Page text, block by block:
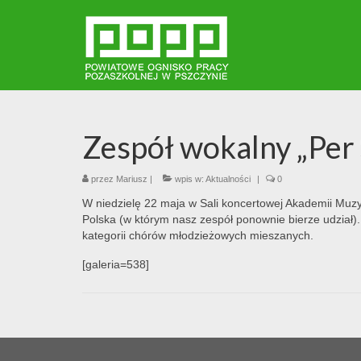
Zespół wokalny
przez Mariusz | wpis w: Aktualności | 0
W niedzielę 22 maja w Sali koncertowej Akademii
Polska (w którym nasz zespół ponownie bierze
kategorii chórów młodzieżowych mieszanych.
[galeria=538]